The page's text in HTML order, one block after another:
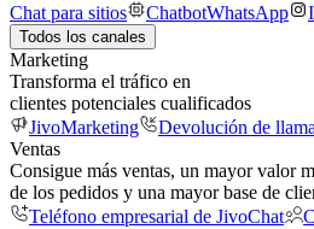
Chat para sitios
ChatbotWhatsApp
Todos los canales
Marketing
Transforma el tráfico en
clientes potenciales cualificados
JivoMarketing
Devolución de
Ventas
Consigue más ventas, un mayor valor
de los pedidos y una mayor base de
Teléfono empresarial de JivoChat